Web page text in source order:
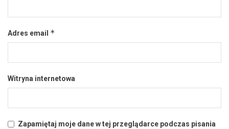
Adres email *
Witryna internetowa
Zapamiętaj moje dane w tej przeglądarce podczas pisania